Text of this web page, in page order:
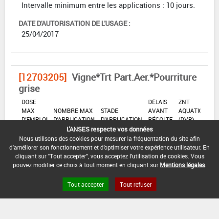
Intervalle minimum entre les applications : 10 jours.
DATE D'AUTORISATION DE L'USAGE :
25/04/2017
[12703205] Vigne*Trt Part.Aer.*Pourriture
grise
DOSE
MAX
D'EMPLOI
NOMBRE MAX
D'APPLICATION
STADE
D'APPLICATION
DÉLAIS
AVANT
RÉCOLTE
ZNT
AQUATIQUE
(DVP)
0,75
kg/ha 1 Min
: 60
Max
: 83
7 Jour
(s)
5 m
(5 m)
DISTANCE DE SÉCURITÉ RIVERAIN ET PERSONNES
L'ANSES respecte vos données
Nous utilisons des cookies pour mesurer la fréquentation du site afin
d'améliorer son fonctionnement et d'optimiser votre expérience utilisateur. En
cliquant sur "Tout accepter", vous acceptez l'utilisation de cookies. Vous
pouvez modifier ce choix à tout moment en cliquant sur Mentions légales
Tout accepter Tout refuser